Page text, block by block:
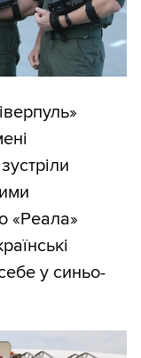
«Реала»
у синьо-